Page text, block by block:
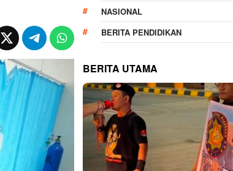
NASIONAL
BERITA PENDIDIKAN
BERITA UTAMA